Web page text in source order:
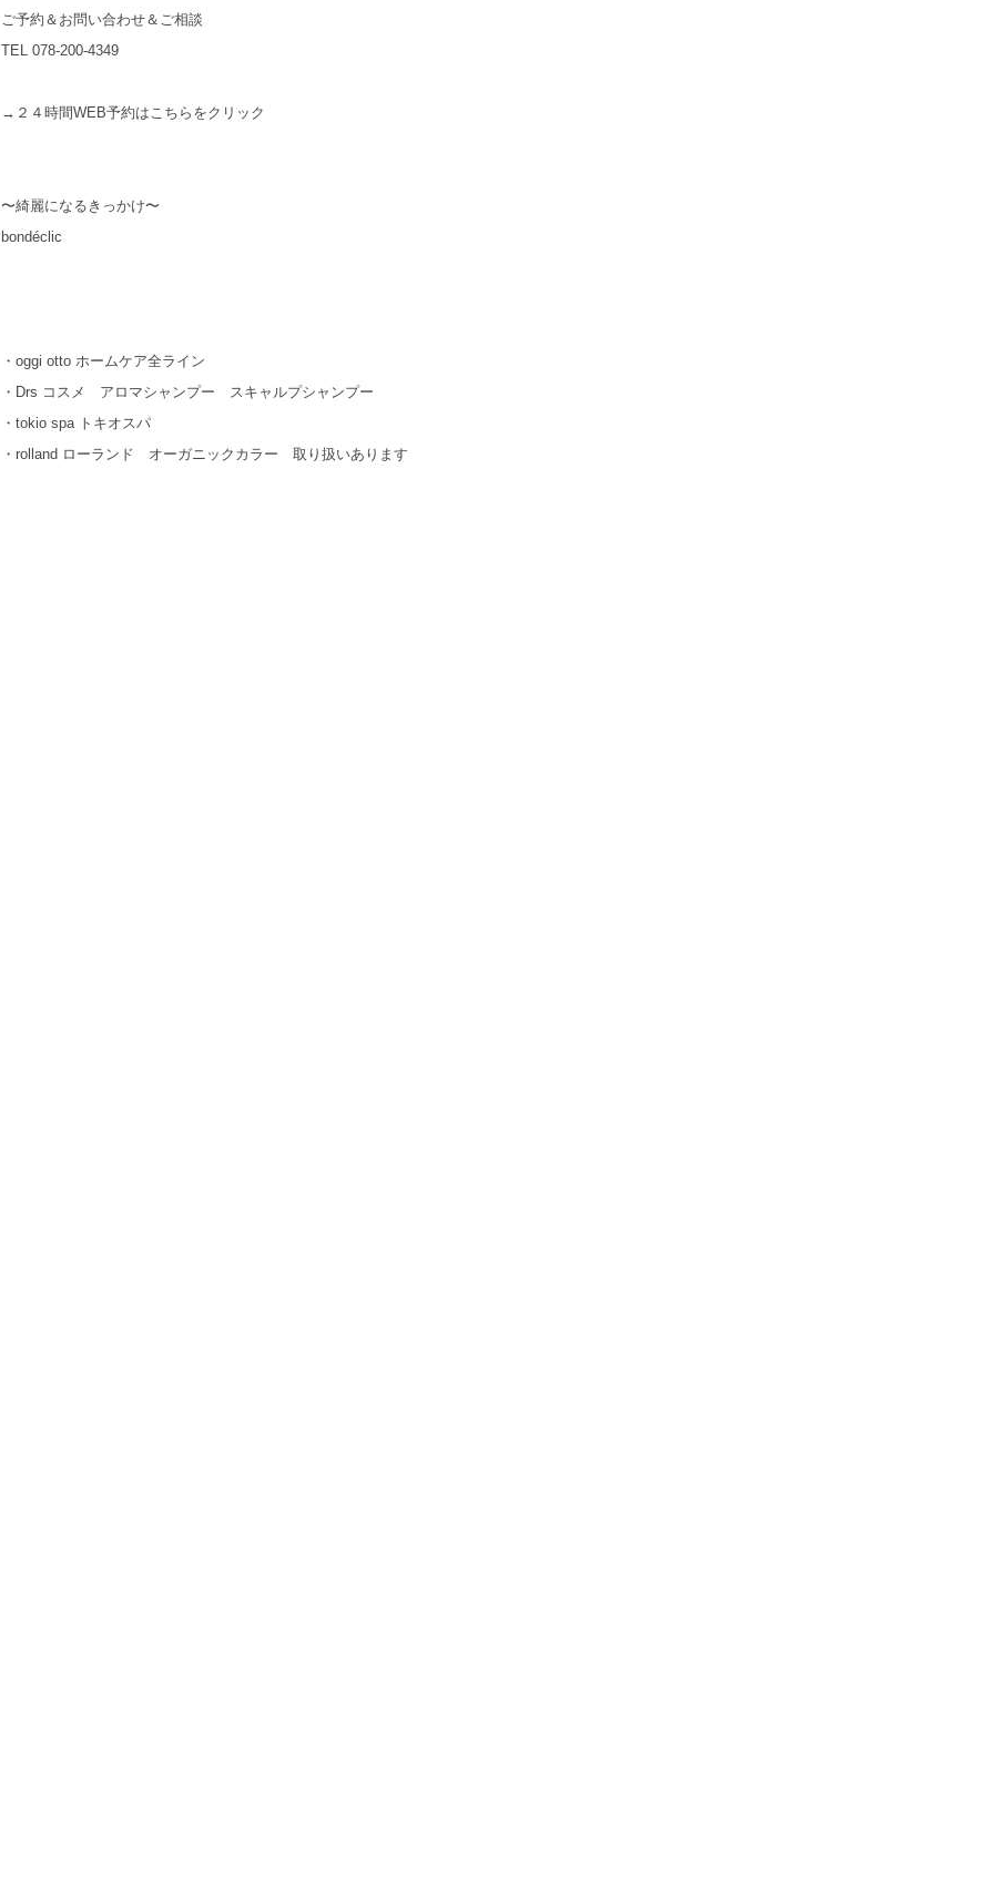
ご予約＆お問い合わせ＆ご相談
TEL 078-200-4349
→２４時間WEB予約はこちらをクリック
〜綺麗になるきっかけ〜
bondéclic
・oggi otto ホームケア全ライン
・Drs コスメ アロマシャンプー スキャルプシャンプー
・tokio spa トキオスパ
・rolland ローランド オーガニックカラー 取り扱いあります